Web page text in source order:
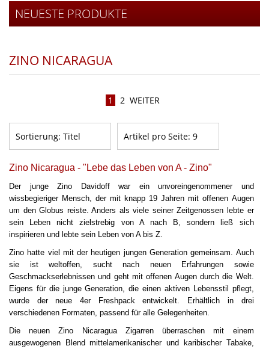
NEUESTE PRODUKTE
ZINO NICARAGUA
1 2 WEITER
Sortierung: Titel Artikel pro Seite: 9
Zino Nicaragua - "Lebe das Leben von A - Zino"
Der junge Zino Davidoff war ein unvoreingenommener und
wissbegieriger Mensch, der mit knapp 19 Jahren mit offenen Augen
um den Globus reiste. Anders als viele seiner Zeitgenossen lebte er
sein Leben nicht zielstrebig von A nach B, sondern ließ sich
inspirieren und lebte sein Leben von A bis Z.
Zino hatte viel mit der heutigen jungen Generation gemeinsam. Auch
sie ist weltoffen, sucht nach neuen Erfahrungen sowie
Geschmackserlebnissen und geht mit offenen Augen durch die Welt.
Eigens für die junge Generation, die einen aktiven Lebensstil pflegt,
wurde der neue 4er Freshpack entwickelt. Erhältlich in drei
verschiedenen Formaten, passend für alle Gelegenheiten.
Die neuen Zino Nicaragua Zigarren überraschen mit einem
ausgewogenen Blend mittelamerikanischer und karibischer Tabake,